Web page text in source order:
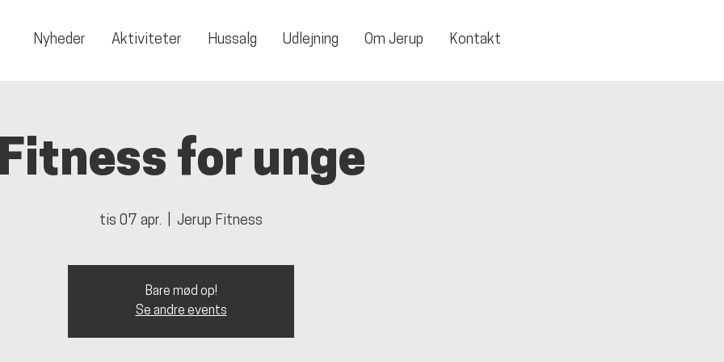
Nyheder Aktiviteter Hussalg Udlejning Om Jerup Kontakt
Fitness for unge
tis 07 apr. Jerup Fitness
Bare mød op!
Se andre events